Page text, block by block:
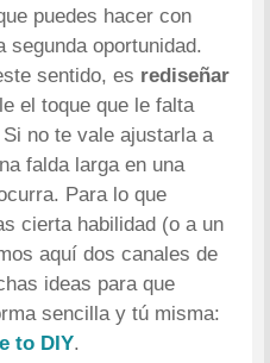
puedes hacer con
segunda oportunidad.
sentido, es rediseñar
el toque que le falta
no te vale ajustarla a
falda larga en una
Para lo que
cierta habilidad (o a un
aquí dos canales de
ideas para que
sencilla y tú misma:
to DIY.